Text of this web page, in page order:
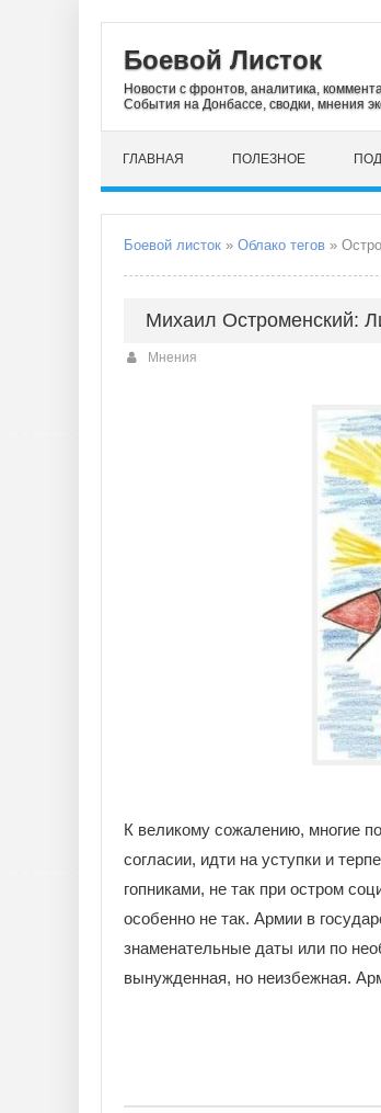
Боевой Листок
Новости с фронтов, аналитика,
События на Донбассе, сводки, мнения
ГЛАВНАЯ ПОЛЕЗНОЕ
Боевой листок » Облако тегов »
Михаил Остроменский:
Мнения
К великому сожалению, многие
согласии, идти на уступки и
гопниками, не так при остром
особенно не так. Армии в
знаменательные даты или по
вынужденная, но неизбежная.